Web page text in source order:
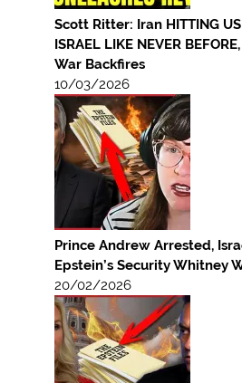
Scott Ritter: Iran HITTING US
ISRAEL LIKE NEVER
War Backfires
10/03/2026
Prince Andrew Arrested,
Epstein’s Security Whitney
20/02/2026